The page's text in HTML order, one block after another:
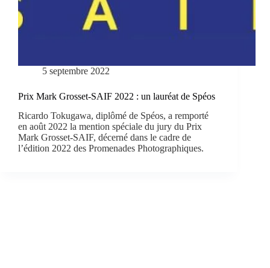
5 septembre 2022
Prix Mark Grosset-SAIF 2022 : un lauréat de Spéos
Ricardo Tokugawa, diplômé de Spéos, a remporté
en août 2022 la mention spéciale du jury du Prix
Mark Grosset-SAIF, décerné dans le cadre de
l’édition 2022 des Promenades Photographiques.